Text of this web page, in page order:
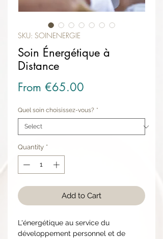
SKU: SOINENERGIE
Soin Énergétique à
Distance
From €65.00
Quel soin choisissez-vous? *
Quantity *
Add to Cart
L'énergétique au service du
développement personnel et de